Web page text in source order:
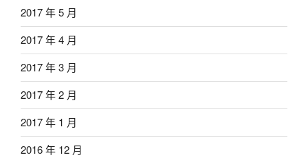
2017 年 5 月
2017 年 4 月
2017 年 3 月
2017 年 2 月
2017 年 1 月
2016 年 12 月